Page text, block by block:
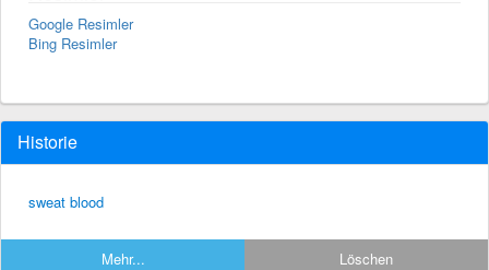
Google Resimler
Bing Resimler
Historie
sweat blood
Mehr... Löschen